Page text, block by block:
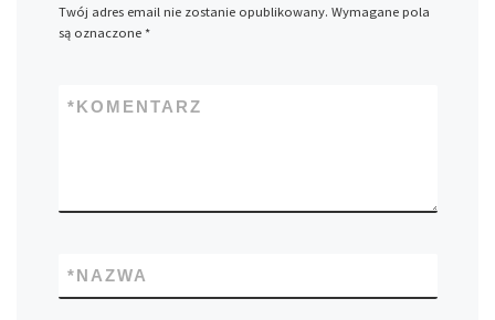
Twój adres email nie zostanie opublikowany. Wymagane pola
są oznaczone *
KOMENTARZ
*
NAZWA
*